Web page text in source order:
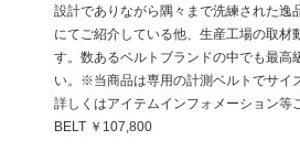
設計でありながら隅々まで洗練された
にてご紹介している他、生産工場の取材
す。数あるベルトブランドの中でも最高
い。※当商品は専用の計測ベルトでサイ
詳しくはアイテムインフォメーション等
BELT ￥107,800